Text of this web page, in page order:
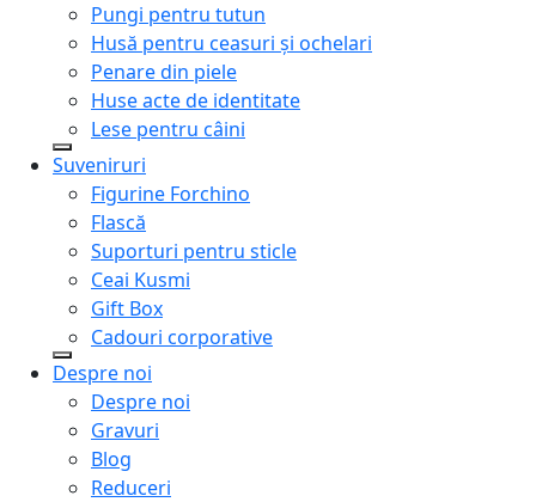
Pungi pentru tutun
Husă pentru ceasuri și ochelari
Penare din piele
Huse acte de identitate
Lese pentru câini
Suveniruri
Figurine Forchino
Flască
Suporturi pentru sticle
Ceai Kusmi
Gift Box
Cadouri corporative
Despre noi
Despre noi
Gravuri
Blog
Reduceri